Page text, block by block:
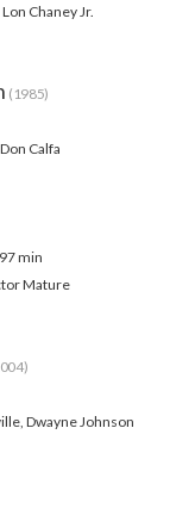
Chaney Jr.
(1985)
Calfa
min
Mature
Dwayne Johnson